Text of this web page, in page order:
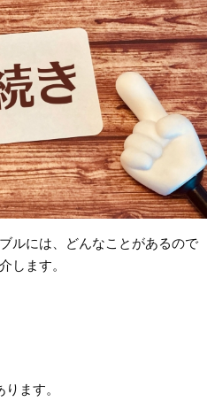
ルには、どんなことがあるので
します。
ます。